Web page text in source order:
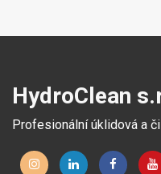
HydroClean
Profesionální úklidová a